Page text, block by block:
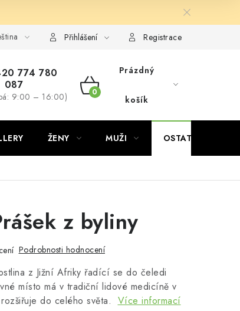
Přihlášení Registrace
774 780
087
9:00 – 16:00)
NÁKUPNÍ
Prázdný
košík
ŽENY MUŽI OSTATNÍ
z byliny
Podrobnosti hodnocení
z Jižní Afriky řadící se do čeledi
místo má v tradiční lidové medicíně v
do celého světa. Více informací